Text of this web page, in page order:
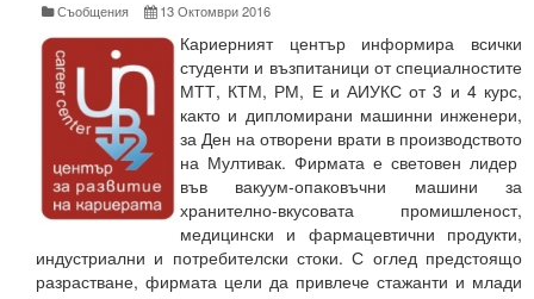
Национална програма "Млади учени и
Научна програма „Млади учени и постдокторанти“ 2020
Научна програма „Млади учени и постдокторанти“ 2021
Научна програма „Млади учени и постдокторанти“ 2019
Конференции организирани/подкрепени от ТУ-Варна -
Конференции
Съобщения 13 Октомври 2016
Кариерният център информира всички
студенти и възпитаници от специалностите
МТТ, КТМ, РМ, Е и АИУКС от 3 и 4 курс,
както и дипломирани машинни инженери,
за Ден на отворени врати в производството
на Мултивак. Фирмата е световен лидер
във вакуум-опаковъчни машини за
хранително-вкусовата промишленост,
медицински и фармацевтични продукти,
индустриални и потребителски стоки. С оглед предстоящо
разрастване, фирмата цели да привлече стажанти и млади